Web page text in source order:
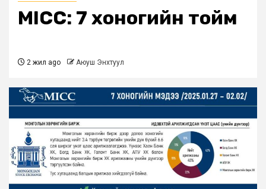
MICC: 7 хоногийн тойм
2 жил ago Аюуш Энхтуул